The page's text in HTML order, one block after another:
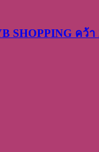
SHOPPING คว้า